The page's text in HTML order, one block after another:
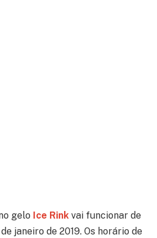
gelo Ice Rink vai funcionar de
janeiro de 2019. Os horário de